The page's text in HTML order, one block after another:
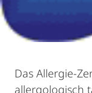
Das Allergie-
allergologisch